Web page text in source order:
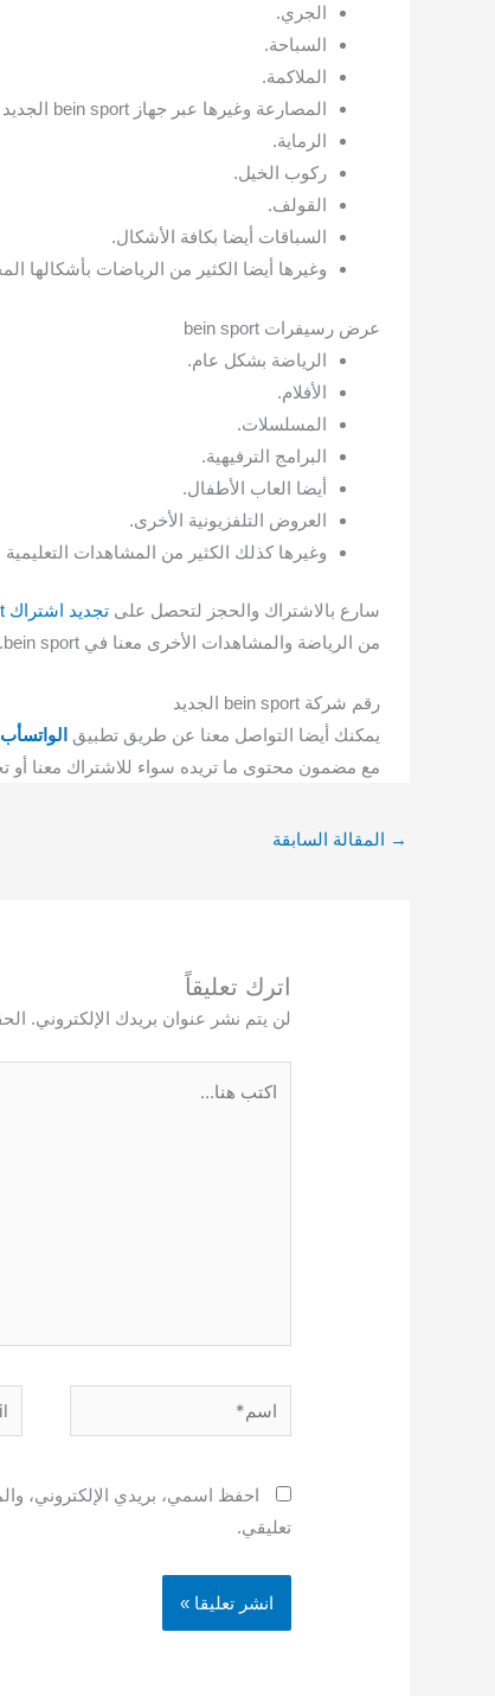
الجري.
السباحة.
الملاكمة.
المصارعة وغيرها عبر جهاز bein sport الجديد .
الرماية.
ركوب الخيل.
القولف.
السباقات أيضا بكافة الأشكال.
وغيرها أيضا الكثير من الرياضات بأشكالها
عرض رسيفرات bein sport
الرياضة بشكل عام.
الأفلام.
المسلسلات.
البرامج الترفيهية.
أيضا العاب الأطفال.
العروض التلفزيونية الأخرى.
وغيرها كذلك الكثير من المشاهدات التعليمية
سارع بالاشتراك والحجز لتحصل على تجديد اشتراك bein sport السعودية
من الرياضة والمشاهدات الأخرى معنا في bein sport.
رقم شركة bein sport الجديد
يمكنك أيضا التواصل معنا عن طريق تطبيق الواتسأب
مع مضمون محتوى ما تريده سواء للاشتراك معنا أو
→ المقالة السابقة
اترك تعليقاً
لن يتم نشر عنوان بريدك الإلكتروني.
اسم*
احفظ اسمي، بريدي الإلكتروني،
تعليقي.